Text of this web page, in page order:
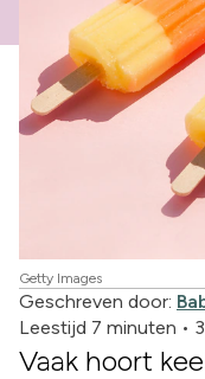
Getty Images
Geschreven door:
Leestijd 7 minuten •
Vaak hoort